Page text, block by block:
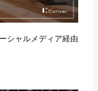
シャルメディア経由